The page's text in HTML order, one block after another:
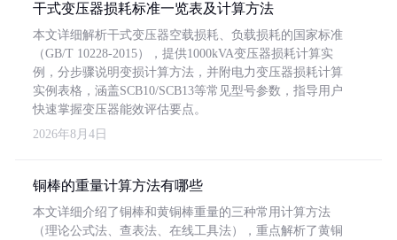
干式变压器损耗标准一览表及计算方法
本文详细解析干式变压器空载损耗、负载损耗的国家标准
（GB/T 10228-2015），提供1000kVA变压器损耗计算实
例，分步骤说明变损计算方法，并附电力变压器损耗计算
实例表格，涵盖SCB10/SCB13等常见型号参数，指导用户
快速掌握变压器能效评估要点。
2026年8月4日
铜棒的重量计算方法有哪些
本文详细介绍了铜棒和黄铜棒重量的三种常用计算方法
（理论公式法、查表法、在线工具法），重点解析了黄铜